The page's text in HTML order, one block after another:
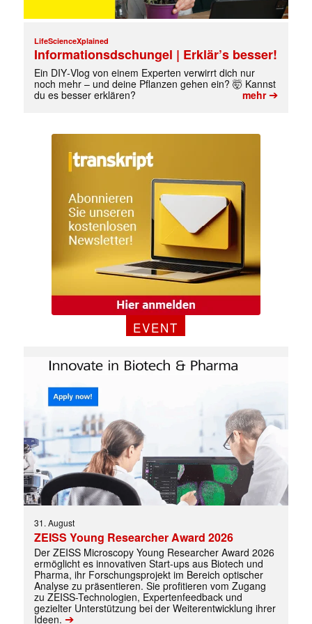
Mit dem |transkript-Newsletter
jede Woche aktuell informiert.
E-
Mail
(erforderlich)
LifeScienceXplained
Informationsdschungel | Erklär’s besser!
Ein DIY‑Vlog von einem Experten verwirrt dich nur
noch mehr – und deine Pflanzen gehen ein? 🤯 Kannst
du es besser erklären?
mehr➔
EVENT
31. August
ZEISS Young Researcher Award 2026
Der ZEISS Microscopy Young Researcher Award 2026
ermöglicht es innovativen Start-ups aus Biotech und
Pharma, ihr Forschungsprojekt im Bereich optischer
Analyse zu präsentieren. Sie profitieren vom Zugang
zu ZEISS-Technologien, Expertenfeedback und
gezielter Unterstützung bei der Weiterentwicklung ihrer
Ideen. ➔